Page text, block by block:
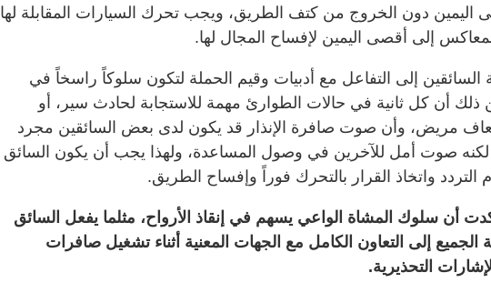
اليمين دون الخروج من كتف الطريق، ويجب تحرك السيارات المقابلة لها
إلى أقصى اليمين لإفساح المجال لها.
إلى التفاعل مع أدبيات وقيم الحملة لتكون سلوكاً راسخاً في
ذلك أن كل ثانية في حالات الطوارئ مهمة للاستجابة لحادث سير، أو
مريض، وأن صوت صافرة الإنذار قد يكون لدى بعض السائقين مجرد
صوت أمل للآخرين في وصول المساعدة، ولهذا يجب أن يكون السائق
التردد واتخاذ القرار بالتحرك فوراً وإفساح الطريق.
أن سلوك المشاة الواعي يسهم في إنقاذ الأرواح، مثلما يفعل السائق
الجميع إلى التعاون الكامل مع الجهات المعنية أثناء تشغيل صافرات
التحذيرية.